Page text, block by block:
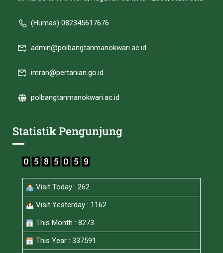
(Humas) 082345617676
admin@polbangtanmanokwari.ac.id
imran@pertanian.go.id
polbangtanmanokwari.ac.id
Statistik Pengunjung
Visit Today : 262
Visit Yesterday : 1162
This Month : 8273
This Year : 337591